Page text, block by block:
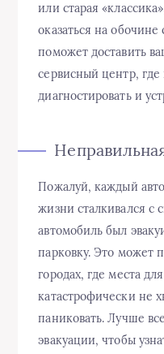
или старая
оказаться на
поможет доставить
сервисный центр,
диагностировать и
Пожалуй, каждый
жизни сталкивался с
автомобиль был
парковку. Это может
городах, где места
катастрофически не
паниковать. Лучше
эвакуации, чтобы